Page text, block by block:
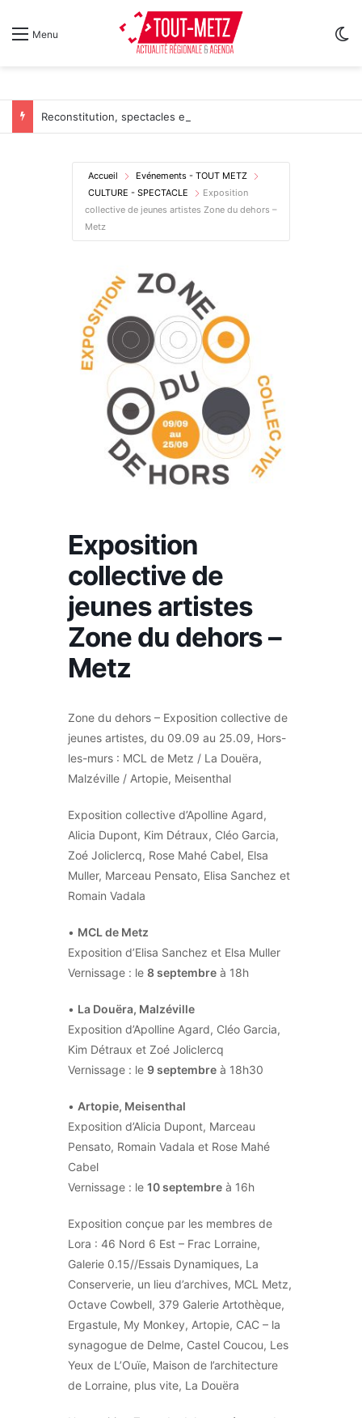
Menu
Accueil
Evénements - TOUT METZ
CULTURE - SPECTACLE
Exposition
collective de jeunes artistes Zone du dehors –
Metz
Exposition
collective de
jeunes artistes
Zone du dehors –
Metz
Zone du dehors – Exposition collective de
jeunes artistes, du 09.09 au 25.09, Hors-
les-murs : MCL de Metz / La Douëra,
Malzéville / Artopie, Meisenthal
Exposition collective d’Apolline Agard,
Alicia Dupont, Kim Détraux, Cléo Garcia,
Zoé Joliclercq, Rose Mahé Cabel, Elsa
Muller, Marceau Pensato, Elisa Sanchez et
Romain Vadala
• MCL de Metz
Exposition d’Elisa Sanchez et Elsa Muller
Vernissage : le 8 septembre à 18h
• La Douëra, Malzéville
Exposition d’Apolline Agard, Cléo Garcia,
Kim Détraux et Zoé Joliclercq
Vernissage : le 9 septembre à 18h30
• Artopie, Meisenthal
Exposition d’Alicia Dupont, Marceau
Pensato, Romain Vadala et Rose Mahé
Cabel
Vernissage : le 10 septembre à 16h
Exposition conçue par les membres de
Lora : 46 Nord 6 Est – Frac Lorraine,
Galerie 0.15//Essais Dynamiques, La
Conserverie, un lieu d’archives, MCL Metz,
Octave Cowbell, 379 Galerie Artothèque,
Ergastule, My Monkey, Artopie, CAC – la
synagogue de Delme, Castel Coucou, Les
Yeux de L’Ouïe, Maison de l’architecture
de Lorraine, plus vite, La Douëra